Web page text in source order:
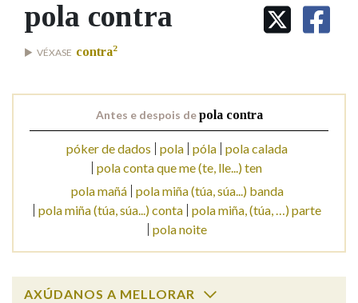
IDENTIDADE CORPORATIVA
MARCIAL DEL ADALID
FIGURAS HOMENAXEADAS
PRIMAVERA DAS LETRAS
PORTAL DAS PALABRAS
Facebook
TwitterYoutubeInstagram
Bluesky
BUSCAR NOS LEMAS
Comeza por
Nas definicións
pola contra
VÉXASE contra2
Antes e despois depola contra
póker de dados pola póla pola calada
pola conta que me (te, lle...) ten
pola mañá
pola miña (túa, súa...) banda
pola miña (túa, súa...) conta
pola miña, (túa, …) parte
pola noite
AXÚDANOS A MELLORAR